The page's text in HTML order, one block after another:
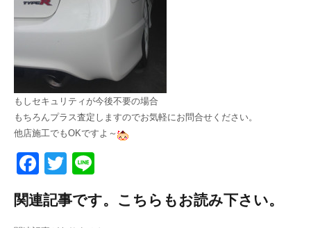
もしセキュリティが今後不要の場合
もちろんプラス査定しますのでお気軽にお問合せください。
他店施工でもOKですよ～
F
a
c
T
tt
e
関連記事です。こちらもお読み下さい。